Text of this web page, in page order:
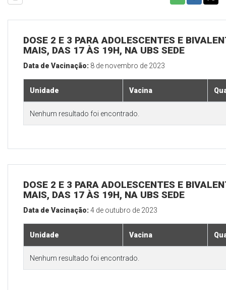
DOSE 2 E 3 PARA ADOLESCENTES E
MAIS, DAS 17 ÀS 19H, NA UBS SEDE
Data de Vacinação: 8 de novembro de 2023
Unidade Vacina
Nenhum resultado foi encontrado.
DOSE 2 E 3 PARA ADOLESCENTES E
MAIS, DAS 17 ÀS 19H, NA UBS SEDE
Data de Vacinação:4 de outubro de 2023
Unidade Vacina
Nenhum resultado foi encontrado.